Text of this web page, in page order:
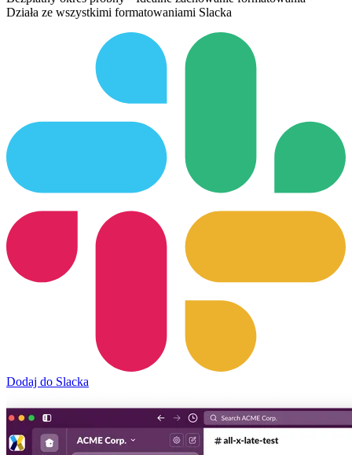
Działa ze wszystkimi formatowaniami Slacka
Dodaj do Slacka